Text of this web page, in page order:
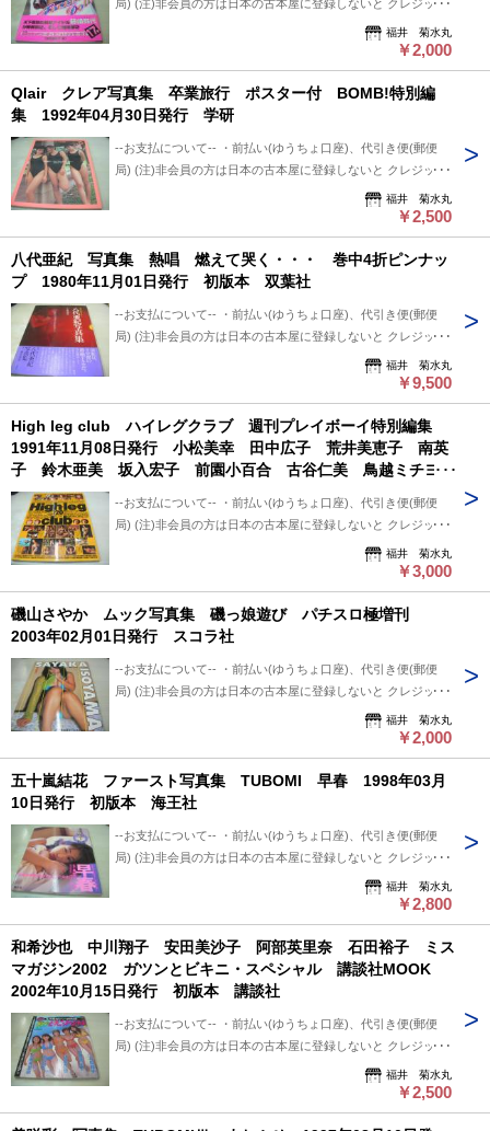
・クロネコ便 送料は地方により変わります。 (下記紹介部分
に送料記載あり) ※曜日・時間指定ご希望の場合 ※※郵便局
+クロネコ営業所留め置き可能です。 --発送について-- 振込確
平日のみ、 クロネコ便は常時発送可能。 ※※郵便局発送ご利
用、日・祭日かかる場合は 祭日明け発送になります。 ※※※
追跡番号は発送前にお知らせ致します。 追跡番号から荷物の
配送状況確認できます。 --保管期間について-- 此方から連絡
いです。 5日過ぎましても手続き頂けない場合は キャンセル
局) (注)非会員の方は日本の古本屋に登録しないと クレジット
決済利用出来ないと思います。 非会員の方は支払い方法を
「振込み」または「代金引換」でご利用下さい。 --状態につい
て-- 中古品ですので痛み (傷/汚れ/折れ/破れ/使用感等)は ある
ものとご理解/ご了承のうえ、 購入ご検討頂ければ幸いです。
--送料について-- ・レターパックライト 430円 ※追跡番号あ
跡番号あり+保証なし+対面受け取り (押印またはサイン必要)
・クロネコ便 送料は地方により変わります。 (下記紹介部分
に送料記載あり) ※曜日・時間指定ご希望の場合 ※※郵便局
+クロネコ営業所留め置き可能です。 --発送について-- 振込確
平日のみ、 クロネコ便は常時発送可能。 ※※郵便局発送ご利
用、日・祭日かかる場合は 祭日明け発送になります。 ※※※
追跡番号は発送前にお知らせ致します。 追跡番号から荷物の
配送状況確認できます。 --保管期間について-- 此方から連絡
いです。 5日過ぎましても手続き頂けない場合は キャンセル
福井 菊水丸
￥2,000
Qlair クレア写真集 卒業旅行 ポスター付 BOMB!特別編
集 1992年04月30日発行 学研
--お支払について-- ・前払い(ゆうちょ口座)、代引き便(郵便
局) (注)非会員の方は日本の古本屋に登録しないと クレジット
決済利用出来ないと思います。 非会員の方は支払い方法を
「振込み」または「代金引換」でご利用下さい。 --状態につい
て-- 中古品ですので痛み (傷/汚れ/折れ/破れ/使用感等)は ある
ものとご理解/ご了承のうえ、 購入ご検討頂ければ幸いです。
--送料について-- ・レターパックライト 430円 ※追跡番号あ
跡番号あり+保証なし+対面受け取り (押印またはサイン必要)
・クロネコ便 送料は地方により変わります。 (下記紹介部分
に送料記載あり) ※曜日・時間指定ご希望の場合 ※※郵便局
+クロネコ営業所留め置き可能です。 --発送について-- 振込確
平日のみ、 クロネコ便は常時発送可能。 ※※郵便局発送ご利
用、日・祭日かかる場合は 祭日明け発送になります。 ※※※
追跡番号は発送前にお知らせ致します。 追跡番号から荷物の
配送状況確認できます。 --保管期間について-- 此方から連絡
後、5日間保管しています。 5日間内、購入手続き頂ければ幸
福井 菊水丸
￥2,500
八代亜紀 写真集 熱唱 燃えて哭く・・・ 巻中4折ピンナッ
プ 1980年11月01日発行 初版本 双葉社
--お支払について-- ・前払い(ゆうちょ口座)、代引き便(郵便
局) (注)非会員の方は日本の古本屋に登録しないと クレジット
決済利用出来ないと思います。 非会員の方は支払い方法を
「振込み」または「代金引換」でご利用下さい。 --状態につい
て-- 中古品ですので痛み (傷/汚れ/折れ/破れ/使用感等)は ある
ものとご理解/ご了承のうえ、 購入ご検討頂ければ幸いです。
--送料について-- ・レターパックライト 430円 ※追跡番号あ
り+保証なし+ポスト投函 ・レターパックプラス 600円 ※追
・クロネコ便 送料は地方により変わります。 (下記紹介部分
に送料記載あり) ※曜日・時間指定ご希望の場合 ※※郵便局
+クロネコ営業所留め置き可能です。 --発送について-- 振込確
認後、2～3日以内で発送致します。 ※郵便局ご利用の場合、
用、日・祭日かかる場合は 祭日明け発送になります。 ※※※
追跡番号は発送前にお知らせ致します。 追跡番号から荷物の
配送状況確認できます。 --保管期間について-- 此方から連絡
後、5日間保管しています。 5日間内、購入手続き頂ければ幸
福井 菊水丸
￥9,500
High leg club ハイレグクラブ 週刊プレイボーイ特別編集
1991年11月08日発行 小松美幸 田中広子 荒井美恵子 南英
子 鈴木亜美 坂入宏子 前園小百合 古谷仁美 鳥越ミチヨ
etc
--お支払について-- ・前払い(ゆうちょ口座)、代引き便(郵便
局) (注)非会員の方は日本の古本屋に登録しないと クレジット
決済利用出来ないと思います。 非会員の方は支払い方法を
「振込み」または「代金引換」でご利用下さい。 --状態につい
て-- 中古品ですので痛み (傷/汚れ/折れ/破れ/使用感等)は ある
ものとご理解/ご了承のうえ、 購入ご検討頂ければ幸いです。
--送料について-- ・レターパックライト 430円 ※追跡番号あ
跡番号あり+保証なし+対面受け取り (押印またはサイン必要)
・クロネコ便 送料は地方により変わります。 (下記紹介部分
に送料記載あり) ※曜日・時間指定ご希望の場合 ※※郵便局
+クロネコ営業所留め置き可能です。 --発送について-- 振込確
平日のみ、 クロネコ便は常時発送可能。 ※※郵便局発送ご利
用、日・祭日かかる場合は 祭日明け発送になります。 ※※※
追跡番号は発送前にお知らせ致します。 追跡番号から荷物の
配送状況確認できます。 --保管期間について-- 此方から連絡
いです。 5日過ぎましても手続き頂けない場合は キャンセル
福井 菊水丸
￥3,000
磯山さやか ムック写真集 磯っ娘遊び パチスロ極増刊
2003年02月01日発行 スコラ社
--お支払について-- ・前払い(ゆうちょ口座)、代引き便(郵便
局) (注)非会員の方は日本の古本屋に登録しないと クレジット
決済利用出来ないと思います。 非会員の方は支払い方法を
「振込み」または「代金引換」でご利用下さい。 --状態につい
て-- 中古品ですので痛み (傷/汚れ/折れ/破れ/使用感等)は ある
ものとご理解/ご了承のうえ、 購入ご検討頂ければ幸いです。
--送料について-- ・レターパックライト 430円 ※追跡番号あ
跡番号あり+保証なし+対面受け取り (押印またはサイン必要)
・クロネコ便 送料は地方により変わります。 (下記紹介部分
に送料記載あり) ※曜日・時間指定ご希望の場合 ※※郵便局
+クロネコ営業所留め置き可能です。 --発送について-- 振込確
平日のみ、 クロネコ便は常時発送可能。 ※※郵便局発送ご利
用、日・祭日かかる場合は 祭日明け発送になります。 ※※※
追跡番号は発送前にお知らせ致します。 追跡番号から荷物の
配送状況確認できます。 --保管期間について-- 此方から連絡
後、5日間保管しています。 5日間内、購入手続き頂ければ幸
福井 菊水丸
￥2,000
五十嵐結花 ファースト写真集 TUBOMI 早春 1998年03月
10日発行 初版本 海王社
--お支払について-- ・前払い(ゆうちょ口座)、代引き便(郵便
局) (注)非会員の方は日本の古本屋に登録しないと クレジット
決済利用出来ないと思います。 非会員の方は支払い方法を
「振込み」または「代金引換」でご利用下さい。 --状態につい
て-- 中古品ですので痛み (傷/汚れ/折れ/破れ/使用感等)は ある
ものとご理解/ご了承のうえ、 購入ご検討頂ければ幸いです。
--送料について-- ・レターパックライト 430円 ※追跡番号あ
り+保証なし+ポスト投函 ・レターパックプラス 600円 ※追
・クロネコ便 送料は地方により変わります。 (下記紹介部分
に送料記載あり) ※曜日・時間指定ご希望の場合 ※※郵便局
+クロネコ営業所留め置き可能です。 --発送について-- 振込確
認後、2～3日以内で発送致します。 ※郵便局ご利用の場合、
福井 菊水丸
￥2,800
和希沙也 中川翔子 安田美沙子 阿部英里奈 石田裕子 ミス
マガジン2002 ガツンとビキニ・スペシャル 講談社MOOK
2002年10月15日発行 初版本 講談社
--お支払について-- ・前払い(ゆうちょ口座)、代引き便(郵便
局) (注)非会員の方は日本の古本屋に登録しないと クレジット
決済利用出来ないと思います。 非会員の方は支払い方法を
「振込み」または「代金引換」でご利用下さい。 --状態につい
て-- 中古品ですので痛み (傷/汚れ/折れ/破れ/使用感等)は ある
福井 菊水丸
￥2,500